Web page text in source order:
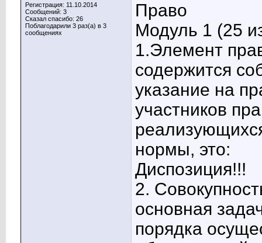
Регистрация: 11.10.2014
Сообщений: 3
Сказал спасибо: 26
Поблагодарили 3 раз(а) в 3
сообщениях
Право
Модуль 1 (25
1.Элемент
содержится
указание на
участников
нормы, это:
Диспозиция!!!
2.
основная
порядка